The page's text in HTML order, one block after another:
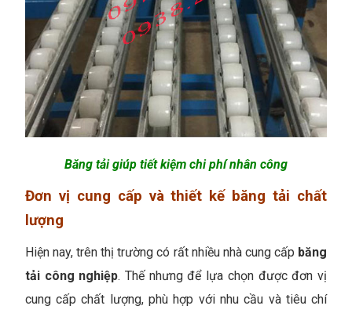
Băng tải giúp tiết kiệm chi phí nhân công
Đơn vị cung cấp và thiết kế băng tải chất
lượng
Hiện nay, trên thị trường có rất nhiều nhà cung cấp băng
tải công nghiệp. Thế nhưng để lựa chọn được đơn vị
cung cấp chất lượng, phù hợp với nhu cầu và tiêu chí